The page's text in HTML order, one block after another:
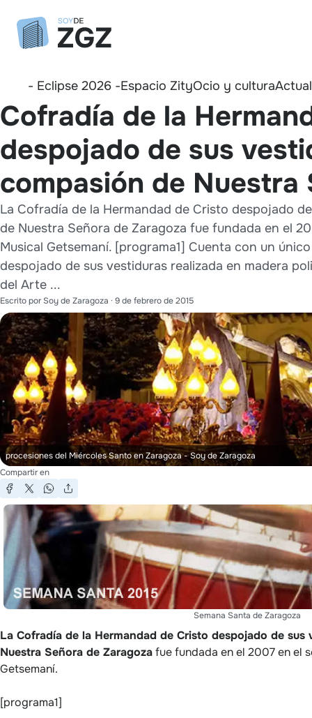
- Eclipse 2026 -Espacio ZityOcio y cultura
Cofradía de la
despojado de sus
compasión de Nuestra
La Cofradía de la Hermandad de Cristo despojado
de Nuestra Señora de Zaragoza fue fundada en el
Musical Getsemaní. [programa1] Cuenta con un
despojado de sus vestiduras realizada en madera
del Arte ...
Escrito porSoy de Zaragoza · 9 de febrero de 2015
procesiones del Miércoles Santo en Zaragoza- Soy de Zaragoza
Compartir en
Semana Santa de Zaragoza
La Cofradía de la Hermandad de Cristo despojado de
Nuestra Señora de Zaragozafue fundada en el 2007 en el
Getsemaní.
[programa1]